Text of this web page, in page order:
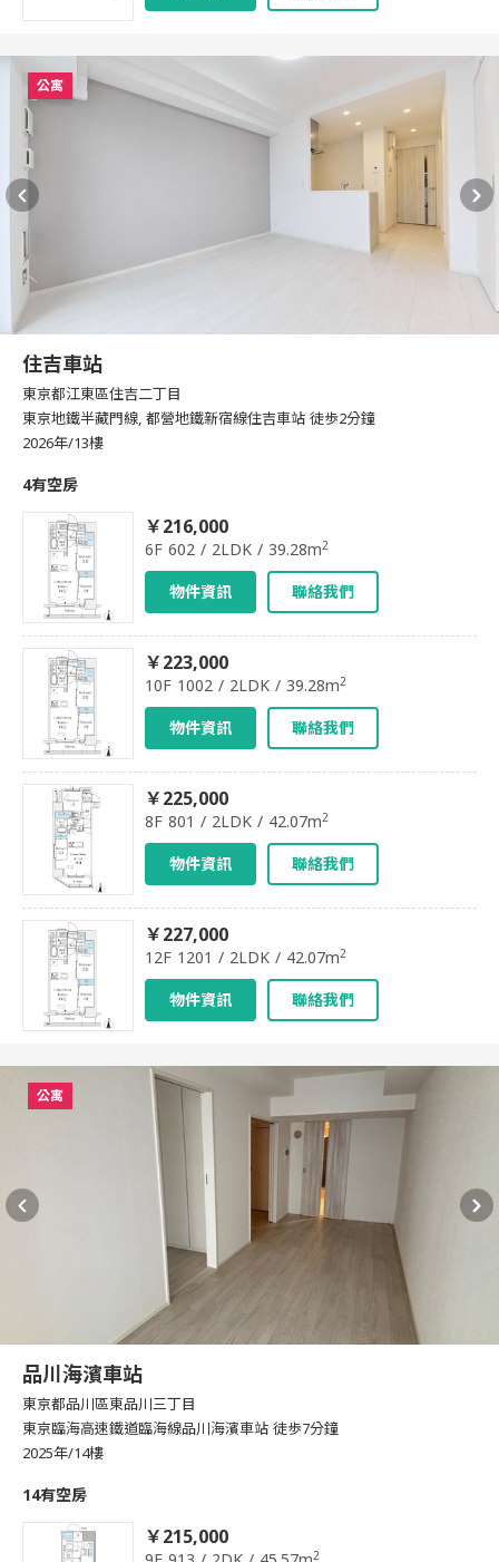
公寓
住吉車站
東京都江東區住吉二丁目
東京地鐵半藏門線, 都營地鐵新宿線住吉車站 徒歩2分鐘
2026年/13樓
4有空房
￥216,000
6F 602 / 2LDK / 39.28m2
物件資訊 聯絡我們
￥223,000
10F 1002 / 2LDK / 39.28m2
物件資訊 聯絡我們
￥225,000
8F 801 / 2LDK / 42.07m2
物件資訊 聯絡我們
￥227,000
12F 1201 / 2LDK / 42.07m2
物件資訊 聯絡我們
公寓
品川海濱車站
東京都品川區東品川三丁目
東京臨海高速鐵道臨海線品川海濱車站 徒歩7分鐘
2025年/14樓
14有空房
￥215,000
2